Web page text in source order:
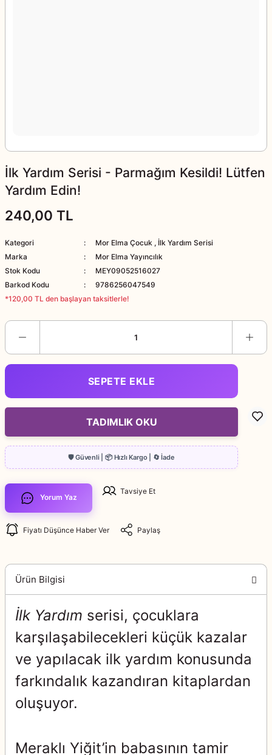
İlk Yardım Serisi - Parmağım Kesildi! Lütfen
Yardım Edin!
240,00 TL
Kategori Mor Elma Çocuk , İlk Yardım Serisi
Marka
Mor Elma Yayıncılık
Stok Kodu
MEY09052516027
Barkod Kodu
9786256047549
*120,00 TL den başlayan taksitlerle!
SEPETE EKLE
TADIMLIK OKU
Yorum Yaz
Tavsiye Et
Fiyatı Düşünce Haber Ver Paylaş
Ürün Bilgisi
İlk Yardım serisi, çocuklara
karşılaşabilecekleri küçük kazalar
ve yapılacak ilk yardım konusunda
farkındalık kazandıran kitaplardan
oluşuyor.
Meraklı Yiğit’in babasının tamir